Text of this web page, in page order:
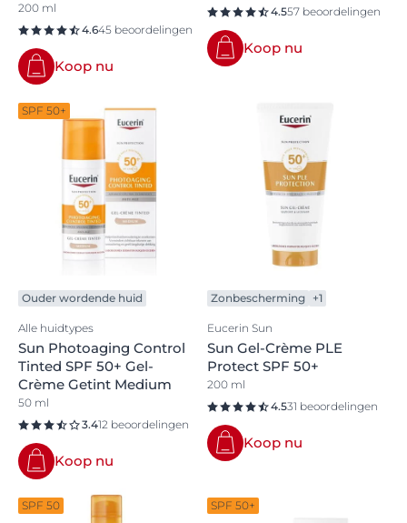
200 ml
4.645 beoordelingen
Koop nu
4.557 beoordelingen
Koop nu
SPF 50+
Ouder wordende huid
Alle huidtypes
Sun Photoaging Control
Tinted SPF 50+ Gel-
Crème Getint Medium
50 ml
3.412 beoordelingen
Koop nu
Zonbescherming +1
Eucerin Sun
Sun Gel-Crème PLE
Protect SPF 50+
200 ml
4.531 beoordelingen
Koop nu
SPF 50 SPF 50+